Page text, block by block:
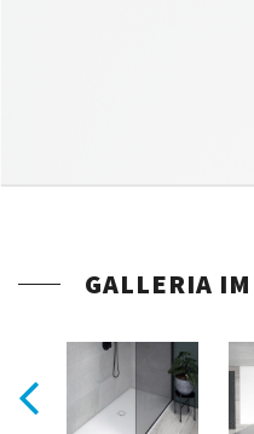
GALLERIA